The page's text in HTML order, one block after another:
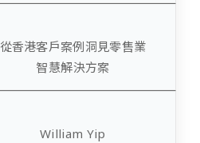
從香港客戶案例洞見零售業
智慧解決方案
William Yip